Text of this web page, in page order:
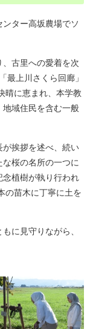
ター高坂農場でソ
古里への愛着を次
最上川さくら回廊」
に恵まれ、本学教
域住民を含む一般
挨拶を述べ、続い
桜の名所の一つに
植樹が執り行われ
の苗木に丁寧に土を
に見守りながら、